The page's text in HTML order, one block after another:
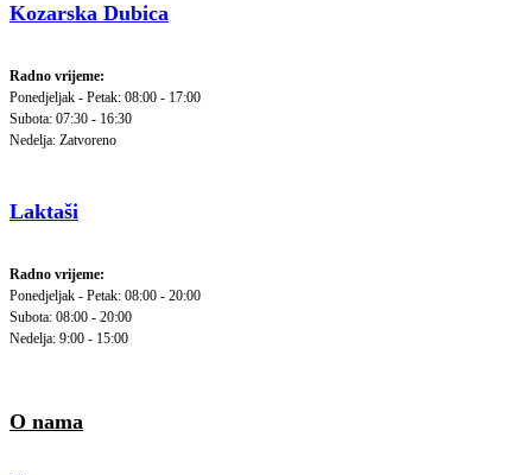
Kozarska Dubica
Radno vrijeme:
Ponedjeljak - Petak: 08:00 - 17:00
Subota: 07:30 - 16:30
Nedelja: Zatvoreno
Laktaši
Radno vrijeme:
Ponedjeljak - Petak: 08:00 - 20:00
Subota: 08:00 - 20:00
Nedelja: 9:00 - 15:00
O nama